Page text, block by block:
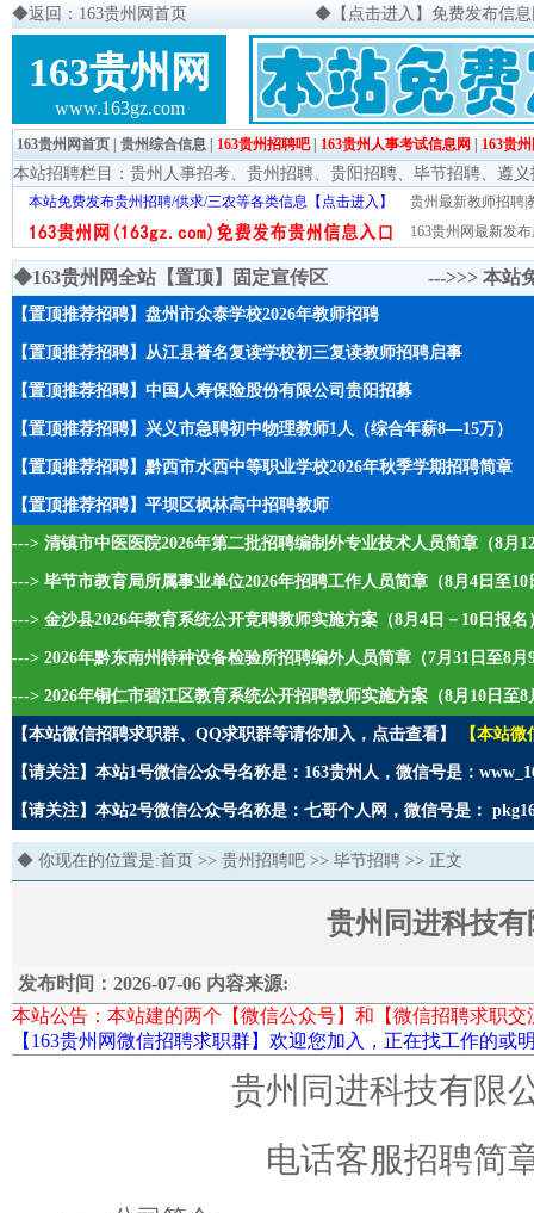
◆返回：163贵州网首页 ◆ 【点击进入】免费发布信
163贵州网
www.163gz.com
163贵州网首页 贵州综合信息 163贵州招聘吧| 163贵州人事考试信息网 163贵
本站招聘栏目： 贵州人事招考、 贵州招聘、 贵阳招聘、 毕节招聘、 遵义
本站免费发布贵州招聘/供求/三农等各类信息【点击进入】
贵州最新教师招聘|
163贵州网最新发
◆163贵州网全站【置顶】固定宣传区 --->>> 本站
【置顶推荐招聘】盘州市众泰学校2026年教师招聘
【置顶推荐招聘】从江县誉名复读学校初三复读教师招聘启事
【置顶推荐招聘】中国人寿保险股份有限公司贵阳招募
【置顶推荐招聘】兴义市急聘初中物理教师1人（综合年薪8—15万）
【置顶推荐招聘】黔西市水西中等职业学校2026年秋季学期招聘简章
【置顶推荐招聘】平坝区枫林高中招聘教师
---> 清镇市中医医院2026年第二批招聘编制外专业技术人员简章（8月
---> 毕节市教育局所属事业单位2026年招聘工作人员简章（8月4日至10
---> 金沙县2026年教育系统公开竞聘教师实施方案（8月4日－10日报名
---> 2026年黔东南州特种设备检验所招聘编外人员简章（7月31日至8月
---> 2026年铜仁市碧江区教育系统公开招聘教师实施方案（8月10日至8
【本站微信招聘求职群、QQ求职群等请你加入，点击查看】 【本站
【请关注】本站1号微信公众号名称是：163贵州人，微信号是：
【请关注】本站2号微信公众号名称是：七哥个人网，微信号是：
◆ 你现在的位置是:首页 >> 贵州招聘吧 >> 毕节招聘 >> 正文
贵州同进科技
发布时间：2026-07-06 内容来源:
本站公告：本站建的两个【微信公众号】和【微信招聘求职
【163贵州网微信招聘求职群】欢迎您加入，正在找工作的
贵州 同进科技有限
电话客服招聘简